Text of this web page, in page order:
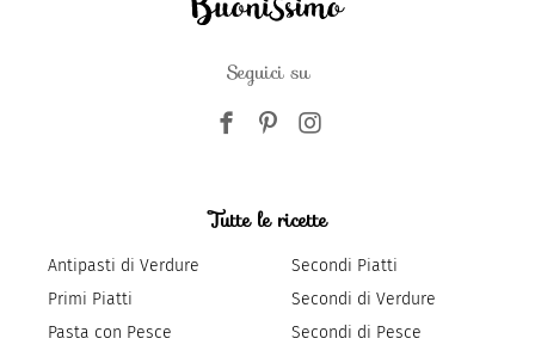
Seguici su
Tutte le ricette
Antipasti di Verdure
Primi Piatti
Pasta con Pesce
Secondi Piatti
Secondi di Verdure
Secondi di Pesce